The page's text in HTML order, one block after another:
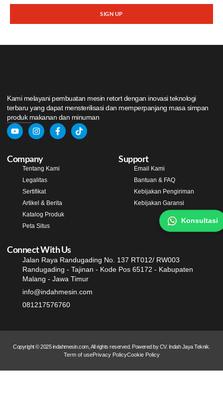
SIGN UP
Kami melayani pembuatan mesin retort dengan inovasi teknologi
terbaru yang dapat mensterilisasi dan memperpanjang masa simpan
produk makanan dan minuman
Company
Tentang Kami
Legalitas
Sertifikat
Artikel & Berita
Katalog Produk
Peta Situs
Support
Email Kami
Bantuan & FAQ
Kebijakan Pengiriman
Kebijakan Garansi
Connect With Us
Jalan Raya Randugading No. 137 RT012/ RW003
Randugading - Tajinan - Kode Pos 65172 - Kabupaten
Malang - Jawa Timur
info@indahmesin.com
081217576760
Copyright © 2025 indahmesin.com, All rights reserved. Powered by CV. Indah Jaya Teknik.
Term of usePrivacy PolicyCookie Policy
Konsultasi